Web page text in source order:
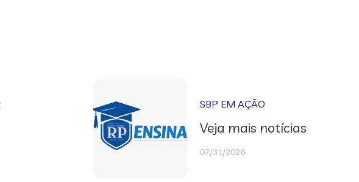
SBP EM AÇÃO
Veja mais notícias
07/31/2026